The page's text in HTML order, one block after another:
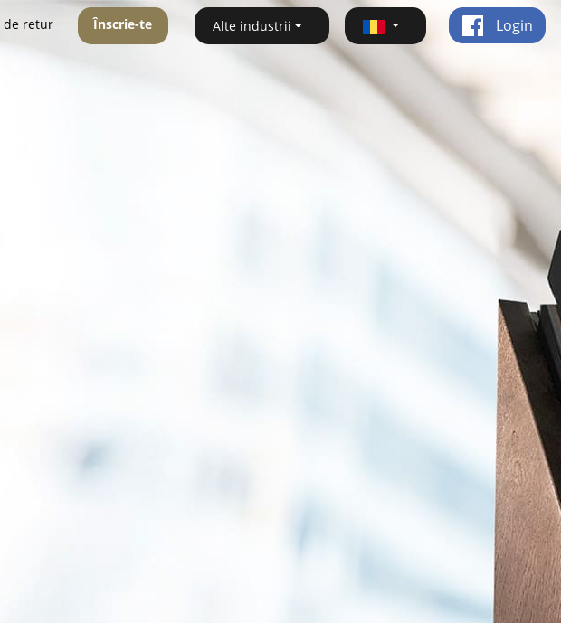
de retur Înscrie-te Alte industrii Login